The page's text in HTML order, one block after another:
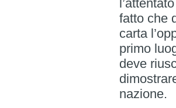
fatto che
carta
primo
deve
nazione.